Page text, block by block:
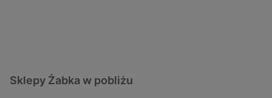
Sklepy Żabka w pobliżu